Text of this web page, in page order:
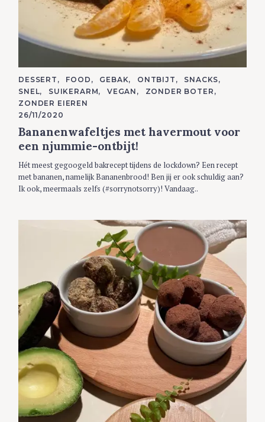
C
A
T
E
G
O
R
I
S
DESSERT FOOD GEBAK ONTBIJT
SNACKS
SNEL
SUIKERARM VEGAN
ZONDER BOTER
ZONDER EIEREN
26/11/2020
Bananenwafeltjes met havermout voor
een njummie-ontbijt!
Hét meest gegoogeld bakrecept tijdens de lockdown? Een recept
met bananen, namelijk Bananenbrood! Ben jij er ook schuldig aan?
Ik ook, meermaals zelfs (#sorrynotsorry)! Vandaag..